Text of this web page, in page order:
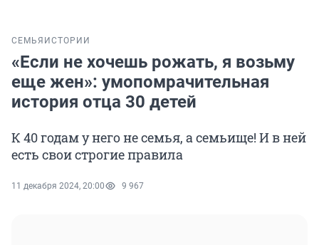
СЕМЬЯ ИСТОРИИ
«Если не хочешь рожать, я возьму
еще жен»: умопомрачительная
история отца 30 детей
К 40 годам у него не семья, а семьище! И в ней
есть свои строгие правила
11 декабря 2024, 20:00 9 967